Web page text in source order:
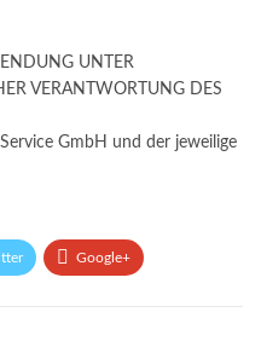
UNTER
VERANTWORTUNG DES
GmbH und der jeweilige
Google+